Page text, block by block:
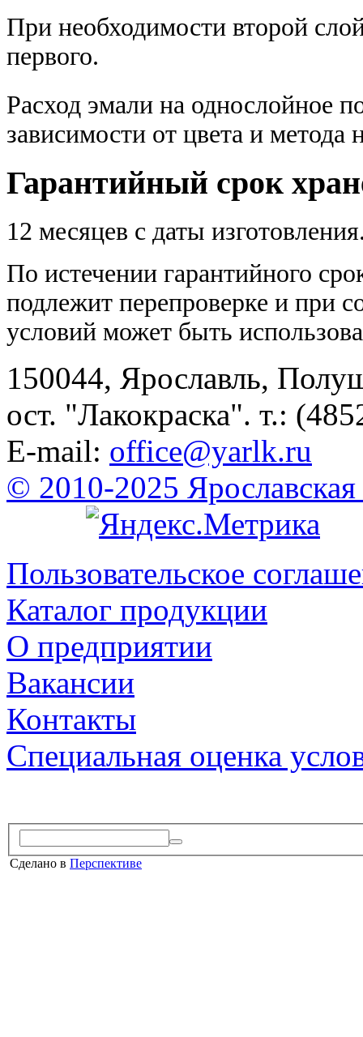
При необходимости второй
первого.
Расход эмали на однослойное
зависимости от цвета и метода
Гарантийный срок
12 месяцев с даты
По истечении гарантийного
подлежит перепроверке и при
условий может быть
150044, Ярославль,
ост. "Лакокраска". т.:
E-mail: office@yarlk.ru
© 2010-2025
Пользовательское
Каталог продукции
О предприятии
Вакансии
Контакты
Специальная оценка
Сделано в Перспективе